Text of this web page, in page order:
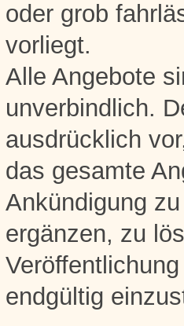
oder grob
vorliegt.
Alle Angebote
unverbindlich.
ausdrücklich
das gesamte
Ankündigung
ergänzen, zu
endgültig